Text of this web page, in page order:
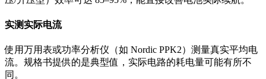
实测实际电流
使用万用表或功率分析仪（如 Nordic PPK2）测量真实平均电
流。规格书提供的是典型值，实际电路的耗电量可能有所不
同。